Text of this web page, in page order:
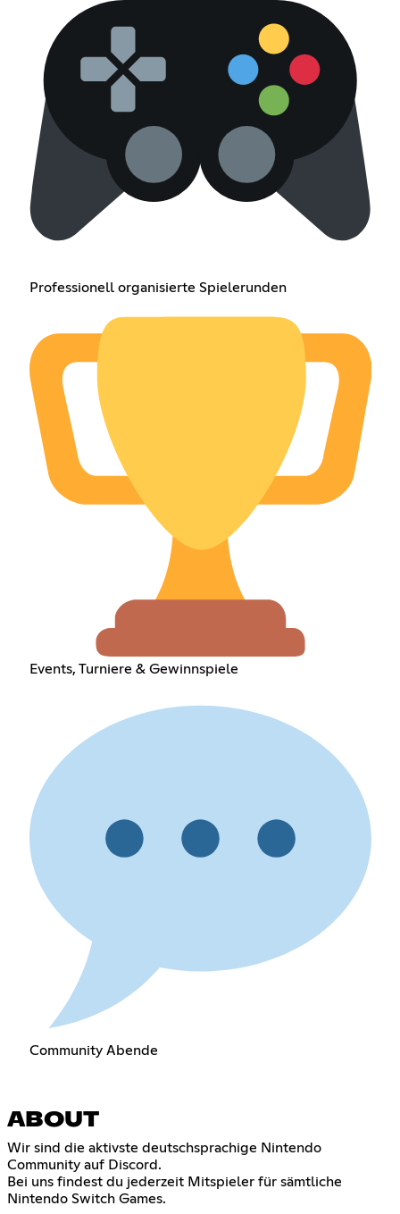
Professionell organisierte Spielerunden
Events, Turniere & Gewinnspiele
Community Abende
ABOUT
Wir sind die aktivste deutschsprachige Nintendo
Community auf Discord.
Bei uns findest du jederzeit Mitspieler für sämtliche
Nintendo Switch Games.